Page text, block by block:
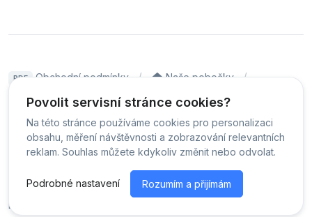
Povolit servisní stránce cookies?
Na této stránce používáme cookies pro personalizaci
obsahu, měření návštěvnosti a zobrazování relevantních
reklam. Souhlas můžete kdykoliv změnit nebo odvolat.
Podrobné nastavení Rozumím a přijímám
PDF Obchodní podmínky
Naše pobočky
Hodnocení
Sledování stavu zakázky
Čeština
© Servis iPhoneLab - 2026 - Všechna práva vyhrazena.
Změnit preference cookies
Běžíme na